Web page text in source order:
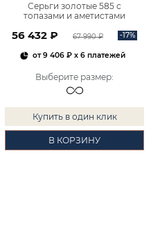
Серьги золотые 585 с
топазами и аметистами
56 432 ₽ 67 990 ₽ -17%
от9 406 ₽x 6 платежей
Выберите размер:
Купить в один клик
В КОРЗИНУ